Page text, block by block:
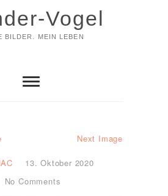
Vogel
BILDER. MEIN LEBEN
Next Image
13. Oktober 2020
No Comments